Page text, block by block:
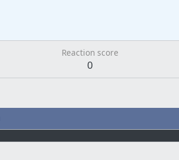
Reaction score
0